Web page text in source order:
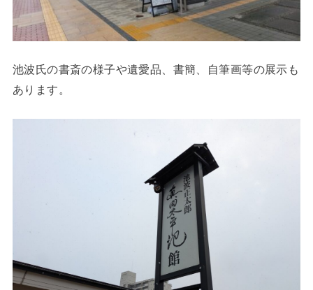
池波氏の書斎の様子や遺愛品、書簡、自筆画等の展示も
あります。